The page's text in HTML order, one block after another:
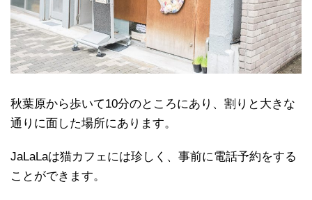
秋葉原から歩いて10分のところにあり、割りと大きな
通りに面した場所にあります。
JaLaLaは猫カフェには珍しく、事前に電話予約をする
ことができます。